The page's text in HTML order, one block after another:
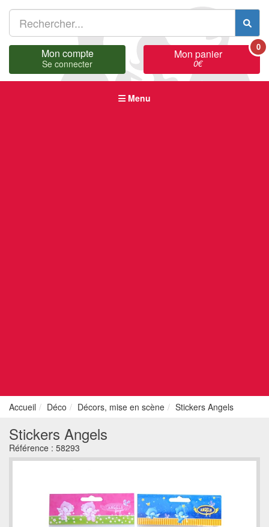
Mon compte
Se connecter
Mon panier
0€
0
Menu
Accueil Déco Décors, mise en scène Stickers Angels
Stickers Angels
Référence : 58293